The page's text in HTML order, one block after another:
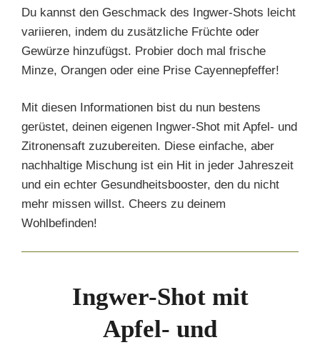
Du kannst den Geschmack des Ingwer-Shots leicht
variieren, indem du zusätzliche Früchte oder
Gewürze hinzufügst. Probier doch mal frische
Minze, Orangen oder eine Prise Cayennepfeffer!
Mit diesen Informationen bist du nun bestens
gerüstet, deinen eigenen Ingwer-Shot mit Apfel- und
Zitronensaft zuzubereiten. Diese einfache, aber
nachhaltige Mischung ist ein Hit in jeder Jahreszeit
und ein echter Gesundheitsbooster, den du nicht
mehr missen willst. Cheers zu deinem
Wohlbefinden!
Ingwer-Shot mit
Apfel- und